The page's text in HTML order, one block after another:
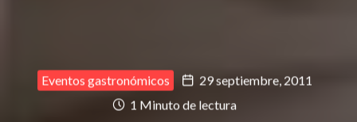
Eventos gastronómicos
29 septiembre, 2011
1 Minuto de lectura